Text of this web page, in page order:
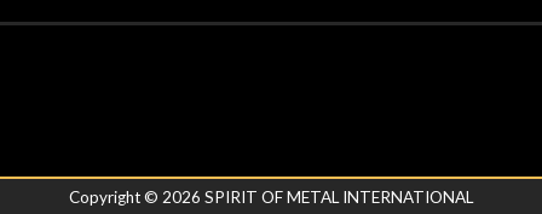
Copyright © 2026 SPIRIT OF METAL INTERNATIONAL